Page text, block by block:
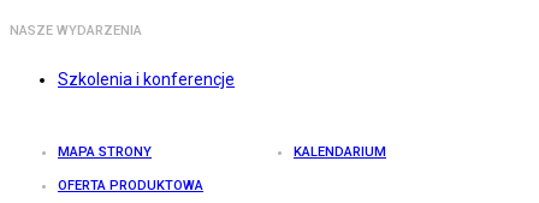
NASZE WYDARZENIA
Szkolenia i konferencje
MAPA STRONY KALENDARIUM
OFERTA PRODUKTOWA